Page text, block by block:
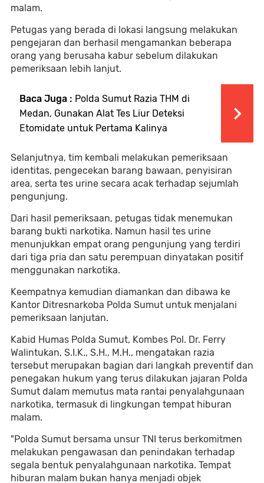
malam.
Petugas yang berada di lokasi langsung melakukan
pengejaran dan berhasil mengamankan beberapa
orang yang berusaha kabur sebelum dilakukan
pemeriksaan lebih lanjut.
Baca Juga : Polda Sumut Razia THM di
Medan, Gunakan Alat Tes Liur Deteksi
Etomidate untuk Pertama Kalinya
Selanjutnya, tim kembali melakukan pemeriksaan
identitas, pengecekan barang bawaan, penyisiran
area, serta tes urine secara acak terhadap sejumlah
pengunjung.
Dari hasil pemeriksaan, petugas tidak menemukan
barang bukti narkotika. Namun hasil tes urine
menunjukkan empat orang pengunjung yang terdiri
dari tiga pria dan satu perempuan dinyatakan positif
menggunakan narkotika.
Keempatnya kemudian diamankan dan dibawa ke
Kantor Ditresnarkoba Polda Sumut untuk menjalani
pemeriksaan lanjutan.
Kabid Humas Polda Sumut, Kombes Pol. Dr. Ferry
Walintukan, S.I.K., S.H., M.H., mengatakan razia
tersebut merupakan bagian dari langkah preventif dan
penegakan hukum yang terus dilakukan jajaran Polda
Sumut dalam memutus mata rantai penyalahgunaan
narkotika, termasuk di lingkungan tempat hiburan
malam.
"Polda Sumut bersama unsur TNI terus berkomitmen
melakukan pengawasan dan penindakan terhadap
segala bentuk penyalahgunaan narkotika. Tempat
hiburan malam bukan hanya menjadi objek